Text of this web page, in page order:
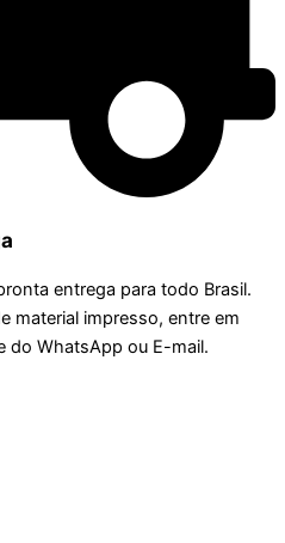
entrega para todo Brasil.
material impresso, entre em
WhatsApp ou E-mail.